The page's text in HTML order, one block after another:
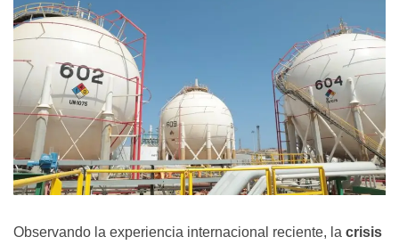
Observando la experiencia internacional reciente, la crisis